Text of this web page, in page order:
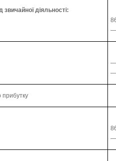
звичайної діяльності:
прибутку